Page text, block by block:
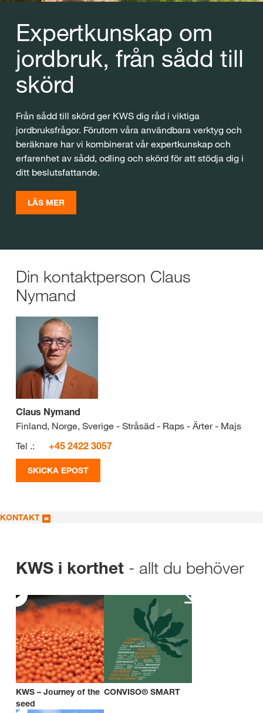
Expertkunskap om
jordbruk, från sådd till
skörd
Från sådd till skörd ger KWS dig råd i viktiga
jordbruksfrågor. Förutom våra användbara verktyg och
beräknare har vi kombinerat vår expertkunskap och
erfarenhet av sådd, odling och skörd för att stödja dig i
ditt beslutsfattande.
LÄS MER
Din kontaktperson Claus
Nymand
Claus Nymand
Finland, Norge, Sverige - Stråsäd - Raps - Ärter - Majs
Tel .:
+45 2422 3057
SKICKA EPOST
KONTAKT
KWS i korthet - allt du behöver
KWS – Journey of the
seed
CONVISO® SMART